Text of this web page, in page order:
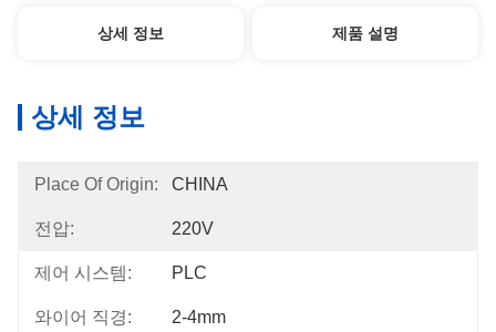
상세 정보 제품 설명
상세 정보
Place Of Origin: CHINA
전압: 220V
제어 시스템: PLC
와이어 직경: 2-4mm